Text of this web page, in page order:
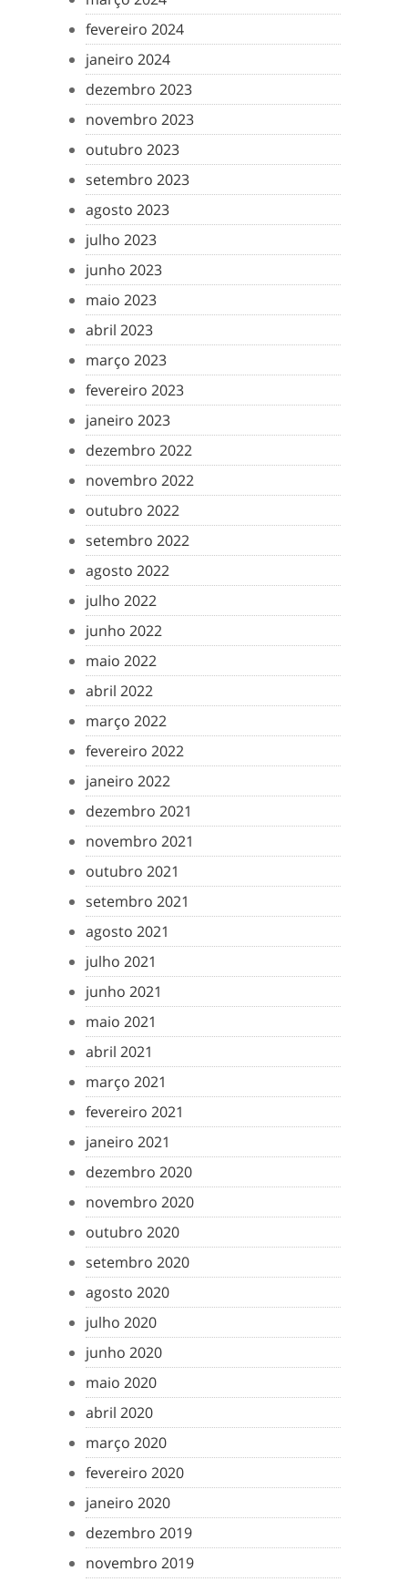
fevereiro 2024
janeiro 2024
dezembro 2023
novembro 2023
outubro 2023
setembro 2023
agosto 2023
julho 2023
junho 2023
maio 2023
abril 2023
março 2023
fevereiro 2023
janeiro 2023
dezembro 2022
novembro 2022
outubro 2022
setembro 2022
agosto 2022
julho 2022
junho 2022
maio 2022
abril 2022
março 2022
fevereiro 2022
janeiro 2022
dezembro 2021
novembro 2021
outubro 2021
setembro 2021
agosto 2021
julho 2021
junho 2021
maio 2021
abril 2021
março 2021
fevereiro 2021
janeiro 2021
dezembro 2020
novembro 2020
outubro 2020
setembro 2020
agosto 2020
julho 2020
junho 2020
maio 2020
abril 2020
março 2020
fevereiro 2020
janeiro 2020
dezembro 2019
novembro 2019